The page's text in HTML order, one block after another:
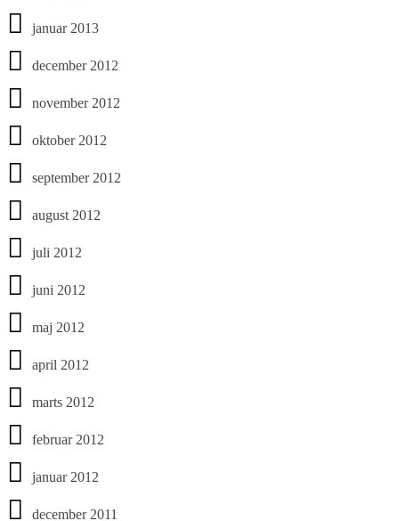
januar 2013
december 2012
november 2012
oktober 2012
september 2012
august 2012
juli 2012
juni 2012
maj 2012
april 2012
marts 2012
februar 2012
januar 2012
december 2011